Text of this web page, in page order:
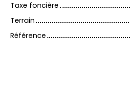
Taxe foncière
Terrain
Référence